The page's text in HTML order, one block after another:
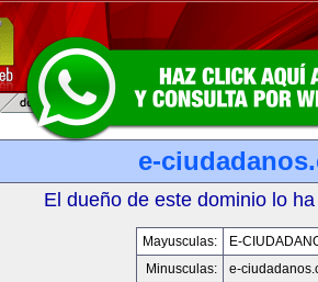
e-
El dueño de este dominio lo
Mayusculas:
E-
Minusculas:
e-